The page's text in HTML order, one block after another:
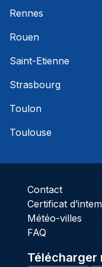
Rennes
Rouen
Saint-Etienne
Strasbourg
Toulon
Toulouse
Contact
Certificat
Météo-villes
FAQ
Télécharger